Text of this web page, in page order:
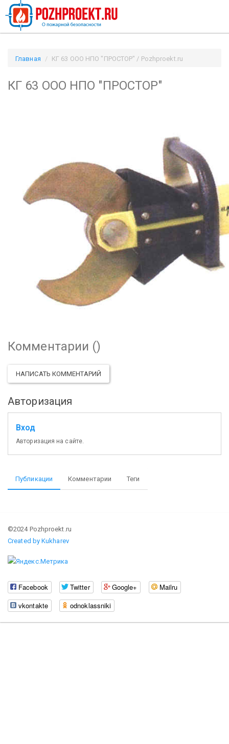
Главная КГ 63 ООО НПО "ПРОСТОР" / Pozhproekt.ru
КГ 63 ООО НПО "ПРОСТОР"
Комментарии ()
НАПИСАТЬ КОММЕНТАРИЙ
Авторизация
Вход
Авторизация на сайте.
Публикации Комментарии Теги
©2024 Pozhproekt.ru
Created by Kukharev
Facebook Twitter Google+
Mailru
vkontakte
odnoklassniki